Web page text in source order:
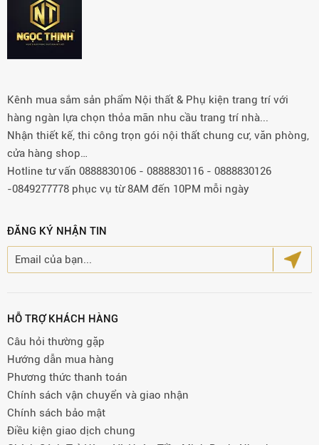
Kênh mua sắm sản phẩm Nội thất & Phụ kiện trang trí với
hàng ngàn lựa chọn thỏa mãn nhu cầu trang trí nhà...
Nhận thiết kế, thi công trọn gói nội thất chung cư, văn phòng,
cửa hàng shop…
Hotline tư vấn 0888830106 - 0888830116 - 0888830126
-0849277778 phục vụ từ 8AM đến 10PM mỗi ngày
ĐĂNG KÝ NHẬN TIN
HỖ TRỢ KHÁCH HÀNG
Câu hỏi thường gặp
Hướng dẫn mua hàng
Phương thức thanh toán
Chính sách vận chuyển và giao nhận
Chính sách bảo mật
Điều kiện giao dịch chung